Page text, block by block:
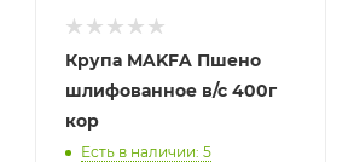
Крупа MAKFA Пшено
шлифованное в/с 400г
кор
Есть в наличии: 5